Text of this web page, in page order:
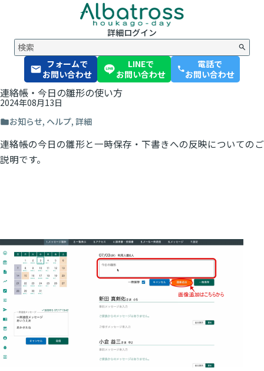
詳細ログイン
フォームで
お問い合わせ
LINEで
お問い合わせ
phone
電話で
お問い合わせ
連絡帳・今日の雛形の使い方
2024年08月13日
お知らせ, ヘルプ, 詳細
連絡帳の今日の雛形と一時保存・下書きへの反映についてのご
説明です。